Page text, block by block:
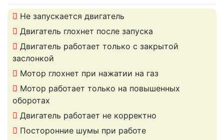
Не запускается двигатель
Двигатель глохнет после запуска
Двигатель работает только с закрытой
заслонкой
Мотор глохнет при нажатии на газ
Мотор работает только на повышенных
оборотах
Двигатель работает не корректно
Посторонние шумы при работе